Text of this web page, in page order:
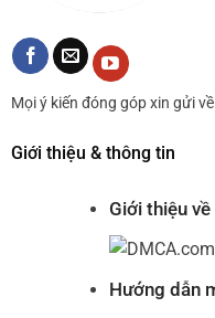
Mọi ý kiến đóng góp xin gửi
Giới thiệu & thông tin
Giới thiệu
Hướng dẫn